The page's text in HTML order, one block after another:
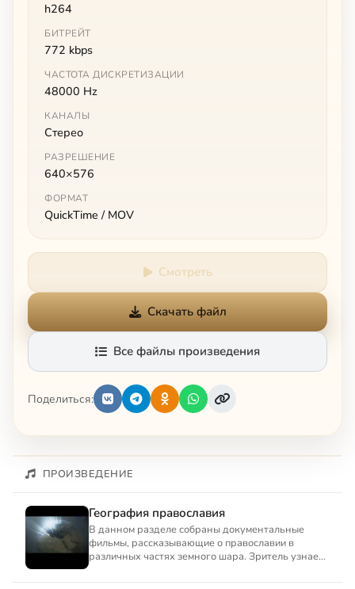
h264
БИТРЕЙТ
772 kbps
ЧАСТОТА ДИСКРЕТИЗАЦИИ
48000 Hz
КАНАЛЫ
Стерео
РАЗРЕШЕНИЕ
640×576
ФОРМАТ
QuickTime / MOV
Смотреть
Скачать файл
Все файлы произведения
Поделиться:
ПРОИЗВЕДЕНИЕ
География православия
В данном разделе собраны документальные
фильмы, рассказывающие о православии в
различных частях земного шара. Зритель узнает